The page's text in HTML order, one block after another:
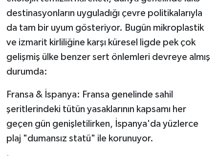
destinasyonların uyguladığı çevre politikalarıyla
da tam bir uyum gösteriyor. Bugün mikroplastik
ve izmarit kirliliğine karşı küresel ligde pek çok
gelişmiş ülke benzer sert önlemleri devreye almış
durumda:
Fransa & İspanya: Fransa genelinde sahil
şeritlerindeki tütün yasaklarının kapsamı her
geçen gün genişletilirken, İspanya'da yüzlerce
plaj "dumansız statü" ile korunuyor.